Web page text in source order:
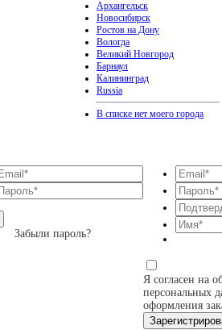
Архангельск
Новосибирск
Ростов на Дону
Вологда
Великий Новгород
Барнаул
Калининград
Russia
В списке нет моего города
Забыли пароль?
Я согласен на
персональных
оформления